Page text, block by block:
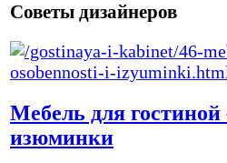
Советы дизайнеров
Мебель для гостиной
изюминки